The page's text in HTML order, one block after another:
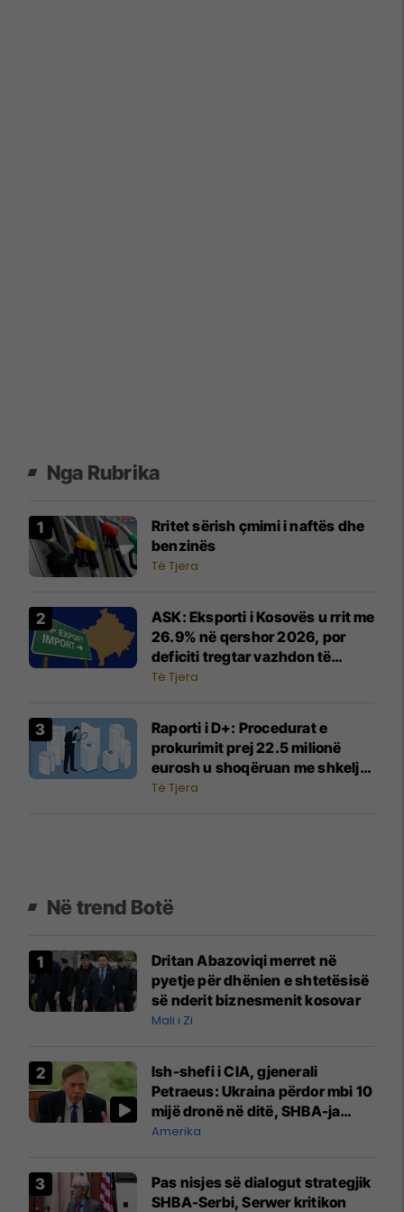
Nga Rubrika
Rritet sërish çmimi i naftës dhe
benzinës
Të Tjera
ASK: Eksporti i Kosovës u rrit me
26.9% në qershor 2026, por
deficiti tregtar vazhdon të
thellohet
Të Tjera
Raporti i D+: Procedurat e
prokurimit prej 22.5 milionë
eurosh u shoqëruan me shkelje
dhe zvarritje
Të Tjera
Në trend Botë
Dritan Abazoviqi merret në
pyetje për dhënien e shtetësisë
së nderit biznesmenit kosovar
Mali i Zi
Ish-shefi i CIA, gjenerali
Petraeus: Ukraina përdor mbi 10
mijë dronë në ditë, SHBA-ja
mbetet shumë prapa në
Amerika
Pas nisjes së dialogut strategjik
SHBA-Serbi, Serwer kritikon